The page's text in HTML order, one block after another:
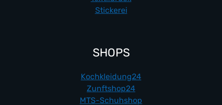
Stickerei
SHOPS
Kochkleidung24
Zunftshop24
MTS-Schuhshop